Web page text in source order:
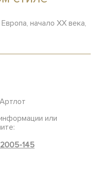
начало ХХ века,
или
145